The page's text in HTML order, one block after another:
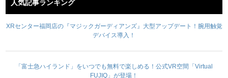
人気記事ランキング
XRセンター福岡店の『マジックガーディアンズ』大型アップデート！腕用触覚
デバイス導入！
「富士急ハイランド」をいつでも無料で楽しめる！公式VR空間「Virtual
FUJIQ」が登場！